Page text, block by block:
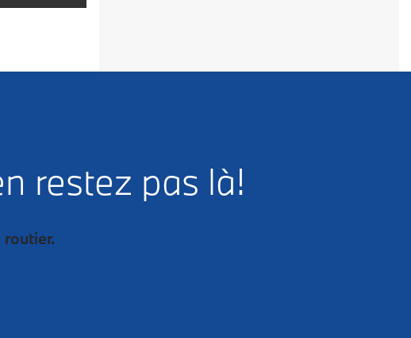
restez pas là!